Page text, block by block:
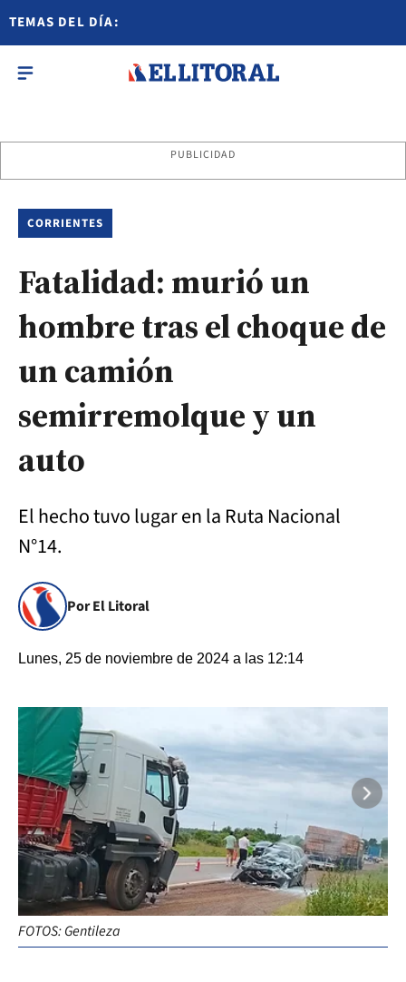
TEMAS DEL DÍA:
PUBLICIDAD
CORRIENTES
Fatalidad: murió un
hombre tras el choque de
un camión
semirremolque y un
auto
El hecho tuvo lugar en la Ruta Nacional
N°14.
Por El Litoral
Lunes, 25 de noviembre de 2024 a las 12:14
FOTOS: Gentileza